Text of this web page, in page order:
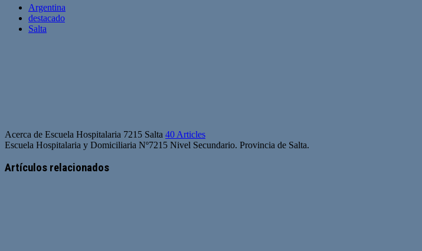
Argentina
destacado
Salta
Acerca de Escuela Hospitalaria 7215 Salta 40 Articles
Escuela Hospitalaria y Domiciliaria Nº7215 Nivel Secundario. Provincia de Salta.
Artículos relacionados